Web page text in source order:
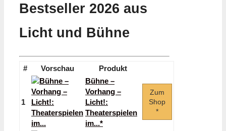
Bestseller 2026 aus
Licht und Bühne
# Vorschau Produkt
1
Bühne –
Vorhang –
Licht!:
Theaterspielen
im...*
Zum
Shop
*